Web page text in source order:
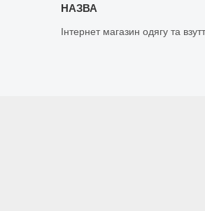
Інтернет магазин одягу та